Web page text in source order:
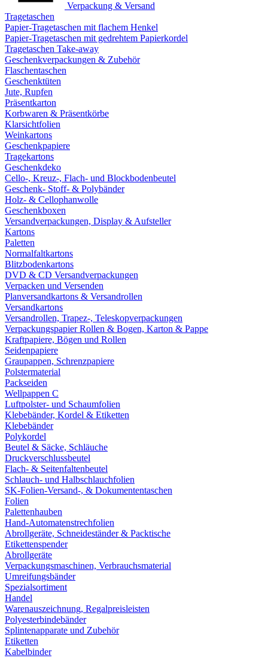
Verpackung & Versand
Tragetaschen
Papier-Tragetaschen mit flachem Henkel
Papier-Tragetaschen mit gedrehtem Papierkordel
Tragetaschen Take-away
Geschenkverpackungen & Zubehör
Flaschentaschen
Geschenktüten
Jute, Rupfen
Präsentkarton
Korbwaren & Präsentkörbe
Klarsichtfolien
Weinkartons
Geschenkpapiere
Tragekartons
Geschenkdeko
Cello-, Kreuz-, Flach- und Blockbodenbeutel
Geschenk- Stoff- & Polybänder
Holz- & Cellophanwolle
Geschenkboxen
Versandverpackungen, Display & Aufsteller
Kartons
Paletten
Normalfaltkartons
Blitzbodenkartons
DVD & CD Versandverpackungen
Verpacken und Versenden
Planversandkartons & Versandrollen
Versandkartons
Versandrollen, Trapez-, Teleskopverpackungen
Verpackungspapier Rollen & Bogen, Karton & Pappe
Kraftpapiere, Bögen und Rollen
Seidenpapiere
Graupappen, Schrenzpapiere
Polstermaterial
Packseiden
Wellpappen C
Luftpolster- und Schaumfolien
Klebebänder, Kordel & Etiketten
Klebebänder
Polykordel
Beutel & Säcke, Schläuche
Druckverschlussbeutel
Flach- & Seitenfaltenbeutel
Schlauch- und Halbschlauchfolien
SK-Folien-Versand-, & Dokumententaschen
Folien
Palettenhauben
Hand-Automatenstrechfolien
Abrollgeräte, Schneideständer & Packtische
Etikettenspender
Abrollgeräte
Verpackungsmaschinen, Verbrauchsmaterial
Umreifungsbänder
Spezialsortiment
Handel
Warenauszeichnung, Regalpreisleisten
Polyesterbindebänder
Splintenapparate und Zubehör
Etiketten
Kabelbinder